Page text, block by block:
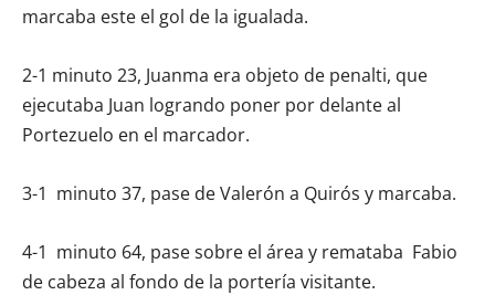
marcaba este el gol de la igualada.
2-1 minuto 23, Juanma era objeto de penalti, que
ejecutaba Juan logrando poner por delante al
Portezuelo en el marcador.
3-1 minuto 37, pase de Valerón a Quirós y marcaba.
4-1 minuto 64, pase sobre el área y remataba Fabio
de cabeza al fondo de la portería visitante.